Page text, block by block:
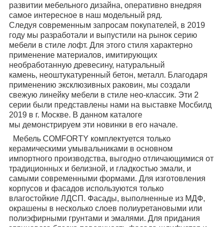
развитии мебельного дизайна, оперативно внедряя
самое интересное в наш модельный ряд.
Следуя современным запросам покупателей, в 2019
году мы разработали и выпустили на рынок серию
мебели в стиле лофт. Для этого стиля характерно
применение материалов, имитирующих
необработанную древесину, натуральный
камень, неоштукатуренный бетон, металл. Благодаря
применению эксклюзивных раковин, мы создали
свежую линейку мебели в стиле нео-классик. Эти 2
серии были представлены нами на выставке Мосбилд
2019 в г. Москве. В данном каталоге
мы демонстрируем эти новинки в его начале.
Мебель COMFORTY комплектуется только
керамическими умывальниками в основном
импортного производства, выгодно отличающимися от
традиционных и белизной, и гладкостью эмали, и
самыми современными формами. Для изготовления
корпусов и фасадов используются только
влагостойкие ЛДСП. Фасады, выполненные из МДФ,
окрашены в несколько слоев полиуретановыми или
полиэфирными грунтами и эмалями. Для придания